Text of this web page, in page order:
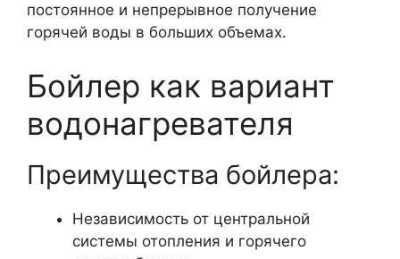
постоянное и непрерывное получение
горячей воды в больших объемах.
Бойлер как вариант
водонагревателя
Преимущества бойлера:
Независимость от центральной
системы отопления и горячего